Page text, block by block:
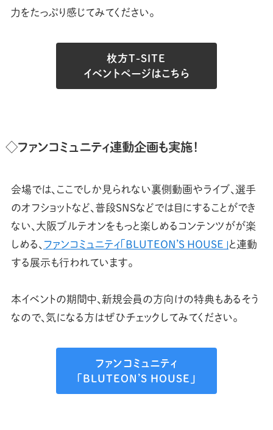
力をたっぷり感じてみてください。
枚方T-SITE
イベントページはこちら
◇ファンコミュニティ連動企画も実施！
会場では、ここでしか見られない裏側動画やライブ、選手
のオフショットなど、普段SNSなどでは目にすることができ
ない、大阪ブルテオンをもっと楽しめるコンテンツがが楽
しめる、 ファンコミュニティ「BLUTEON’S HOUSE」と連動
する展示も行われています。
本イベントの期間中、新規会員の方向けの特典もあるそう
なので、気になる方はぜひチェックしてみてください。
ファンコミュニティ
「BLUTEON’S HOUSE」